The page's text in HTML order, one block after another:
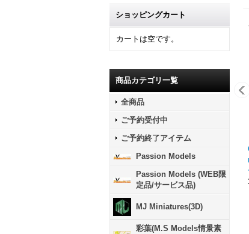
ショッピングカート
カートは空です。
商品カテゴリ一覧
全商品
ご予約受付中
ご予約終了アイテム
Passion Models
Passion Models (WEB限
定品/サービス品)
MJ Miniatures(3D)
彩葉(M.S Models情景素